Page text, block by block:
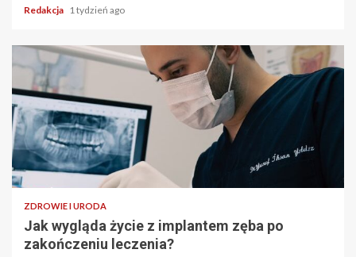
Redakcja 1 tydzień ago
ZDROWIE I URODA
Jak wygląda życie z implantem zęba po
zakończeniu leczenia?